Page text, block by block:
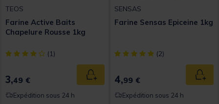
TEOS
Farine Active Baits
Chapelure Rousse 1kg
[object Object] out of 5 Customer Rating
(1)
3,49 € Ajouter au panier
Expédition sous 24 h
SENSAS
Farine Sensas Epiceine 1kg
[object Object] out of 5
(2)
4,99 €
Expédition sous 24 h